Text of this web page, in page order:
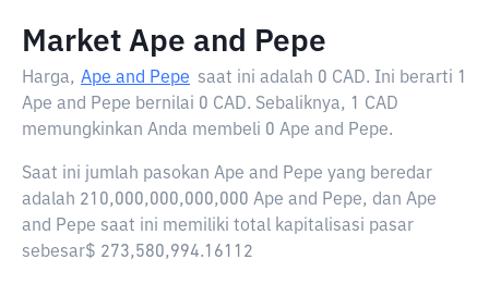
Market Ape and Pepe
Harga, Ape and Pepe saat ini adalah 0 CAD. Ini berarti 1
Ape and Pepe bernilai 0 CAD. Sebaliknya, 1 CAD
memungkinkan Anda membeli 0 Ape and Pepe.
Saat ini jumlah pasokan Ape and Pepe yang beredar
adalah 210,000,000,000,000 Ape and Pepe, dan Ape
and Pepe saat ini memiliki total kapitalisasi pasar
sebesar$ 273,580,994.16112